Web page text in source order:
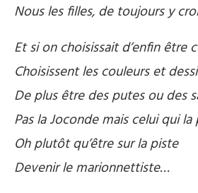
Nous les filles, de toujours y
Et si on choisissait d’enfin être
Choisissent les couleurs et
De plus être des putes ou des
Pas la Joconde mais celui qui
Oh plutôt qu’être sur la piste
Devenir le marionnettiste…